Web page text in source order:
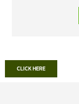
CLICK HERE